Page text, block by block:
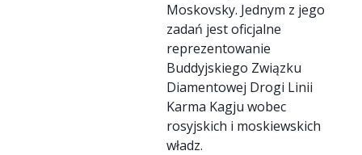
Moskovsky. Jednym z jego
zadań jest oficjalne
reprezentowanie
Buddyjskiego Związku
Diamentowej Drogi Linii
Karma Kagju wobec
rosyjskich i moskiewskich
władz.